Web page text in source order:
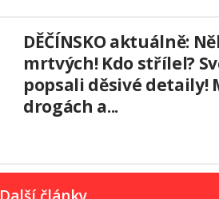
DĚČÍNSKO aktuálně:
mrtvých! Kdo střílel?
popsali děsivé detaily!
drogách a...